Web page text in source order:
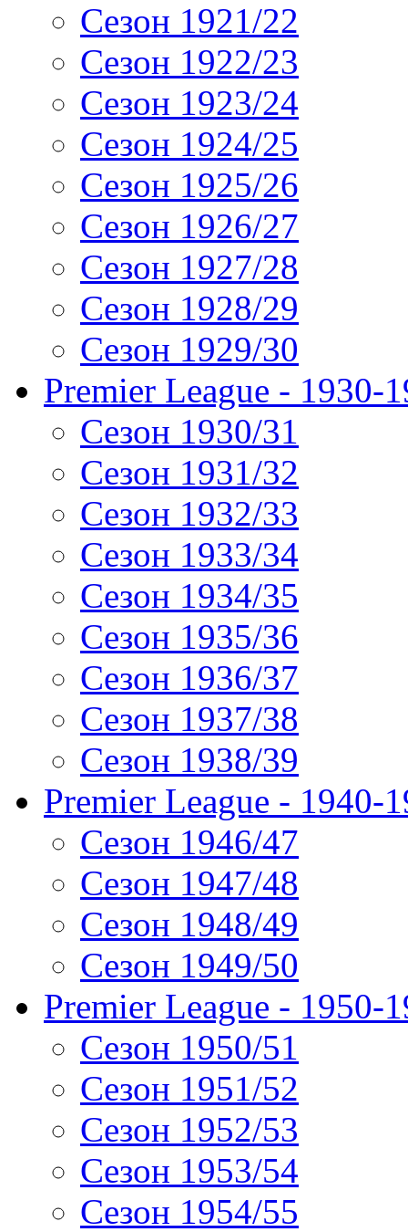
Сезон 1921/22
Сезон 1922/23
Сезон 1923/24
Сезон 1924/25
Сезон 1925/26
Сезон 1926/27
Сезон 1927/28
Сезон 1928/29
Сезон 1929/30
Premier League - 1930-
Сезон 1930/31
Сезон 1931/32
Сезон 1932/33
Сезон 1933/34
Сезон 1934/35
Сезон 1935/36
Сезон 1936/37
Сезон 1937/38
Сезон 1938/39
Premier League - 1940-
Сезон 1946/47
Сезон 1947/48
Сезон 1948/49
Сезон 1949/50
Premier League - 1950-
Сезон 1950/51
Сезон 1951/52
Сезон 1952/53
Сезон 1953/54
Сезон 1954/55